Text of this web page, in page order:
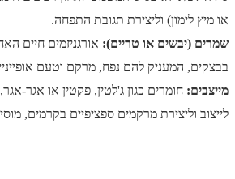
או מיץ לימון) וליצירת תגובת התפחה.
שמרים (יבשים או טריים): אורגניזמים חיים
בבצקים, המעניק להם נפח, מרקם וטעם
מייצבים: חומרים כגון ג'לטין, פקטין או אגר-
לייצוב וליצירת מרקמים ספציפיים בקרמים,